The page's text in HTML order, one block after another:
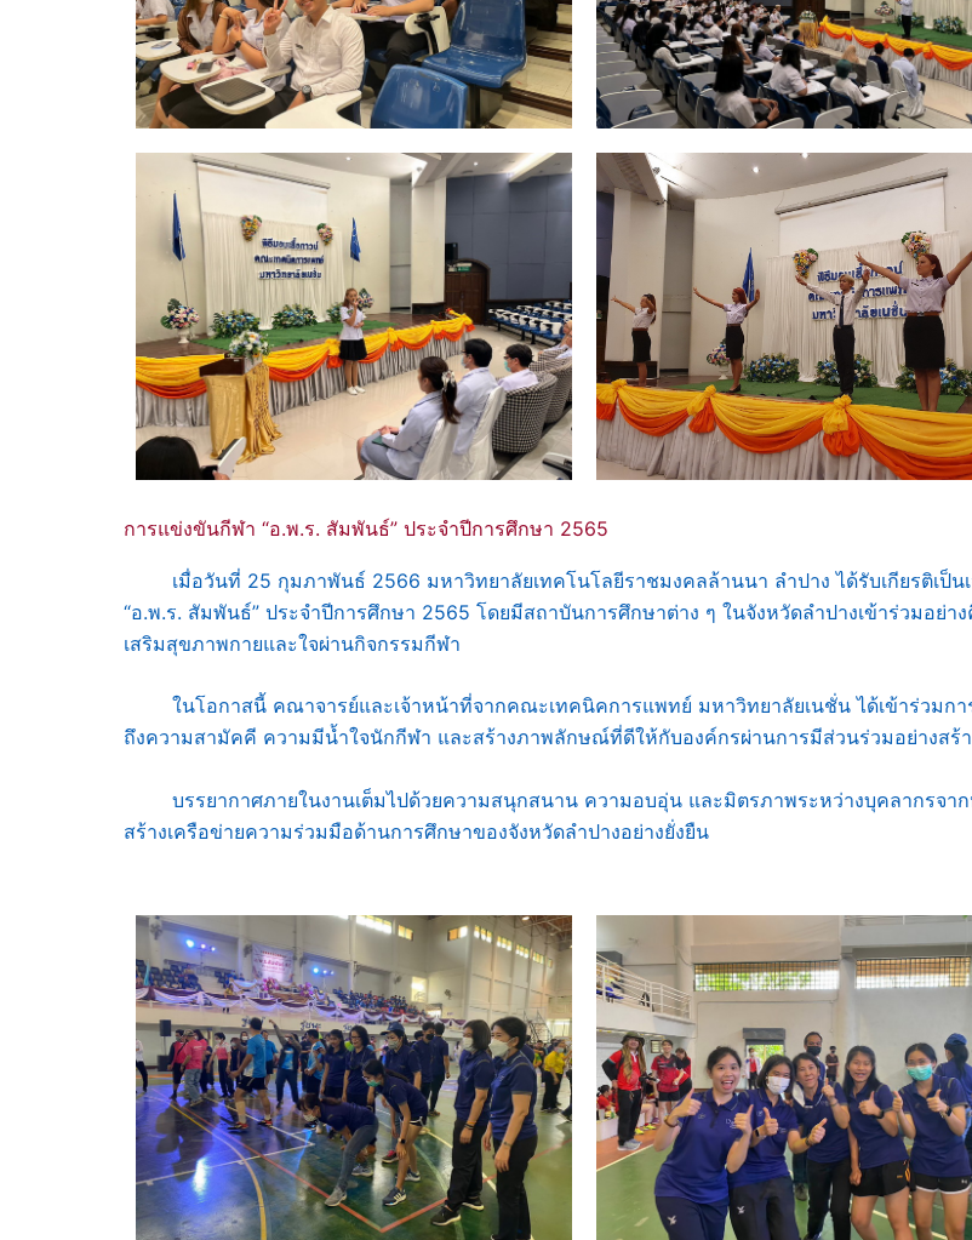
การแข่งขันกีฬา “อ.พ.ร. สัมพันธ์” ประจำปีการศึกษา 2565
เมื่อวันที่ 25 กุมภาพันธ์ 2566 มหาวิทยาลัยเทคโนโลยีราชมงคลล้านนา ลำปาง ได้รับเกียรติเป็น
“อ.พ.ร. สัมพันธ์” ประจำปีการศึกษา 2565 โดยมีสถาบันการศึกษาต่าง ๆ ในจังหวัดลำปางเข้าร่วมอย่
เสริมสุขภาพกายและใจผ่านกิจกรรมกีฬา
ในโอกาสนี้ คณาจารย์และเจ้าหน้าที่จากคณะเทคนิคการแพทย์ มหาวิทยาลัยเนชั่น ได้เข้าร่วมกา
ถึงความสามัคคี ความมีน้ำใจนักกีฬา และสร้างภาพลักษณ์ที่ดีให้กับองค์กรผ่านการมีส่วนร่วมอย่างสร้
บรรยากาศภายในงานเต็มไปด้วยความสนุกสนาน ความอบอุ่น และมิตรภาพระหว่างบุคลากรจา
สร้างเครือข่ายความร่วมมือด้านการศึกษาของจังหวัดลำปางอย่างยั่งยืน